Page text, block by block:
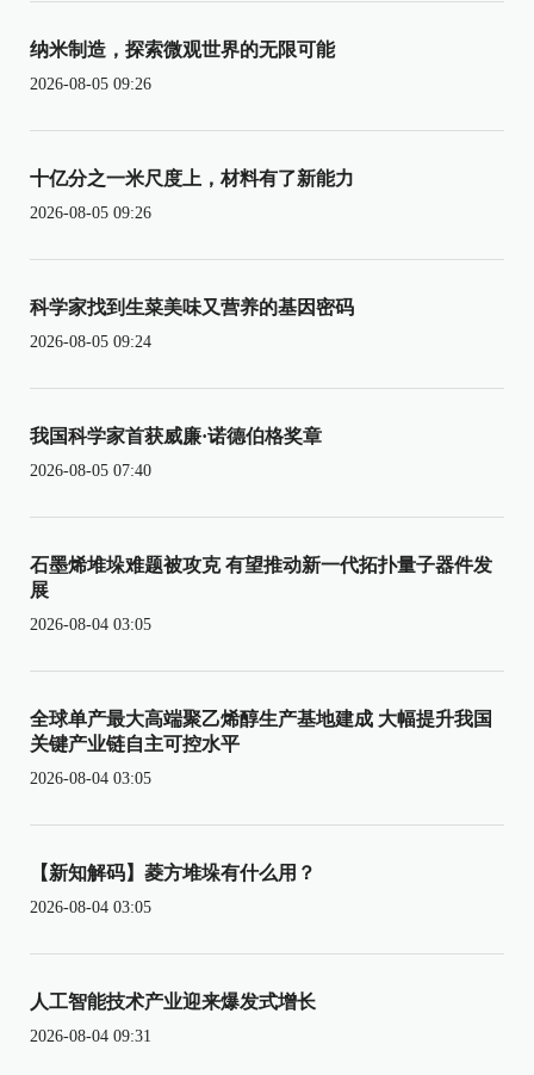
纳米制造，探索微观世界的无限可能
2026-08-05 09:26
十亿分之一米尺度上，材料有了新能力
2026-08-05 09:26
科学家找到生菜美味又营养的基因密码
2026-08-05 09:24
我国科学家首获威廉·诺德伯格奖章
2026-08-05 07:40
石墨烯堆垛难题被攻克 有望推动新一代拓扑量子器件发
展
2026-08-04 03:05
全球单产最大高端聚乙烯醇生产基地建成 大幅提升我国
关键产业链自主可控水平
2026-08-04 03:05
【新知解码】菱方堆垛有什么用？
2026-08-04 03:05
人工智能技术产业迎来爆发式增长
2026-08-04 09:31